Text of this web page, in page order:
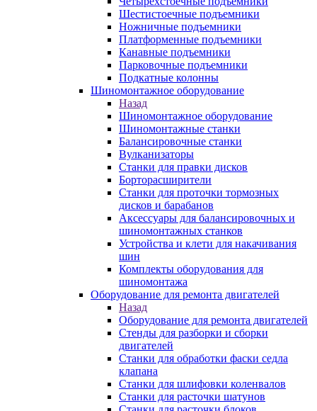
Шестистоечные подъемники
Ножничные подъемники
Платформенные подъемники
Канавные подъемники
Парковочные подъемники
Подкатные колонны
Шиномонтажное оборудование
Назад
Шиномонтажное оборудование
Шиномонтажные станки
Балансировочные станки
Вулканизаторы
Станки для правки дисков
Борторасширители
Станки для проточки тормозных
дисков и барабанов
Аксессуары для балансировочных и
шиномонтажных станков
Устройства и клети для накачивания
шин
Комплекты оборудования для
шиномонтажа
Оборудование для ремонта двигателей
Назад
Оборудование для ремонта двигателей
Стенды для разборки и сборки
двигателей
Станки для обработки фаски седла
клапана
Станки для шлифовки коленвалов
Станки для расточки шатунов